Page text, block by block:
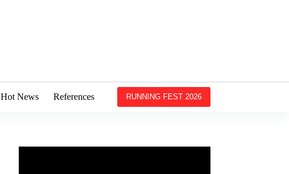
Hot News References RUNNING FEST 2026